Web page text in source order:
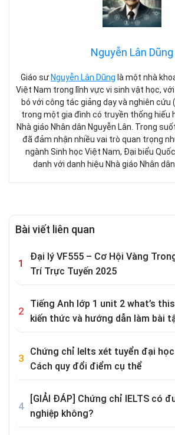
Nguyễn Lân Dũng
Giáo sư Nguyễn Lân Dũng là một nhà
Việt Nam trong lĩnh vực vi sinh vật học,
bó với công tác giảng dạy và nghiên cứu
trong một gia đình có truyền thống hiếu
Nhà giáo Nhân dân Nguyễn Lân. Trong
đã đảm nhận nhiều vai trò quan trọng
ngành Sinh học Việt Nam, Đại biểu
danh với danh hiệu Nhà giáo Nhân
Bài viết liên quan
Đại lý VF555 – Cơ Hội Vàng
Trí Trực Tuyến 2025
Tiếng Anh lớp 1 unit 2 what’s
kiến thức và hướng dẫn làm bài
Chứng chỉ Ielts xét tuyển đại
Cách quy đổi điểm cụ thể
[GIẢI ĐÁP] Chứng chỉ IELTS có
nghiệp không?